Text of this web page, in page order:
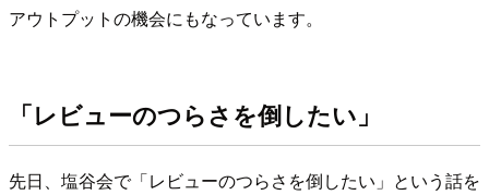
アウトプットの機会にもなっています。
「レビューのつらさを倒したい」
先日、塩谷会で「レビューのつらさを倒したい」という話を